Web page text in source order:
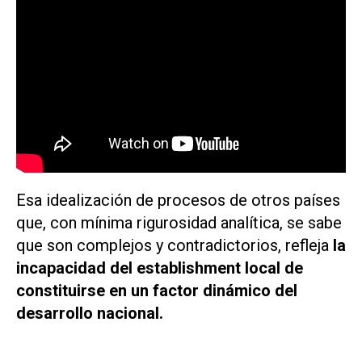
Esa idealización de procesos de otros países
que, con mínima rigurosidad analítica, se sabe
que son complejos y contradictorios, refleja la
incapacidad del establishment local de
constituirse en un factor dinámico del
desarrollo nacional.